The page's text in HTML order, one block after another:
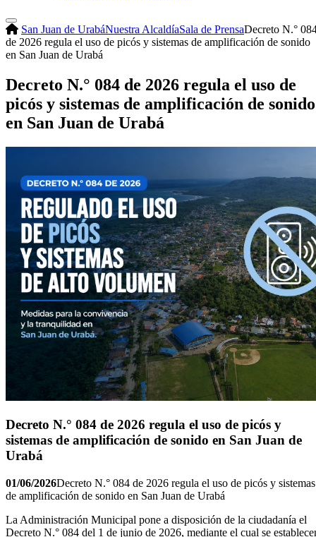
San Juan de UrabáNuestra AlcaldíaSala de PrensaDecreto N.°
de 2026 regula el uso de picós y sistemas de amplificación de sonido
en San Juan de Urabá
Decreto N.° 084 de 2026 regula el uso de
picós y sistemas de amplificación de sonido
en San Juan de Urabá
Decreto N.° 084 de 2026 regula el uso de picós y
sistemas de amplificación de sonido en San Juan de
Urabá
01/06/2026Decreto N.° 084 de 2026 regula el uso de picós y sistemas
de amplificación de sonido en San Juan de Urabá
La Administración Municipal pone a disposición de la ciudadanía el
Decreto N.° 084 del 1 de junio de 2026, mediante el cual se